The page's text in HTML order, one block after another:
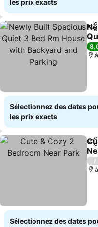
les prix exacts
Sélectionnez des dates
les prix exacts
/
Sélectionnez des dates